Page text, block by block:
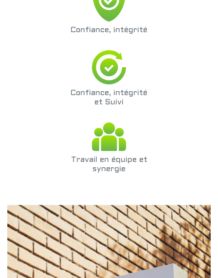
Confiance, intégrité
Confiance, intégrité
et Suivi
Travail en équipe et
synergie